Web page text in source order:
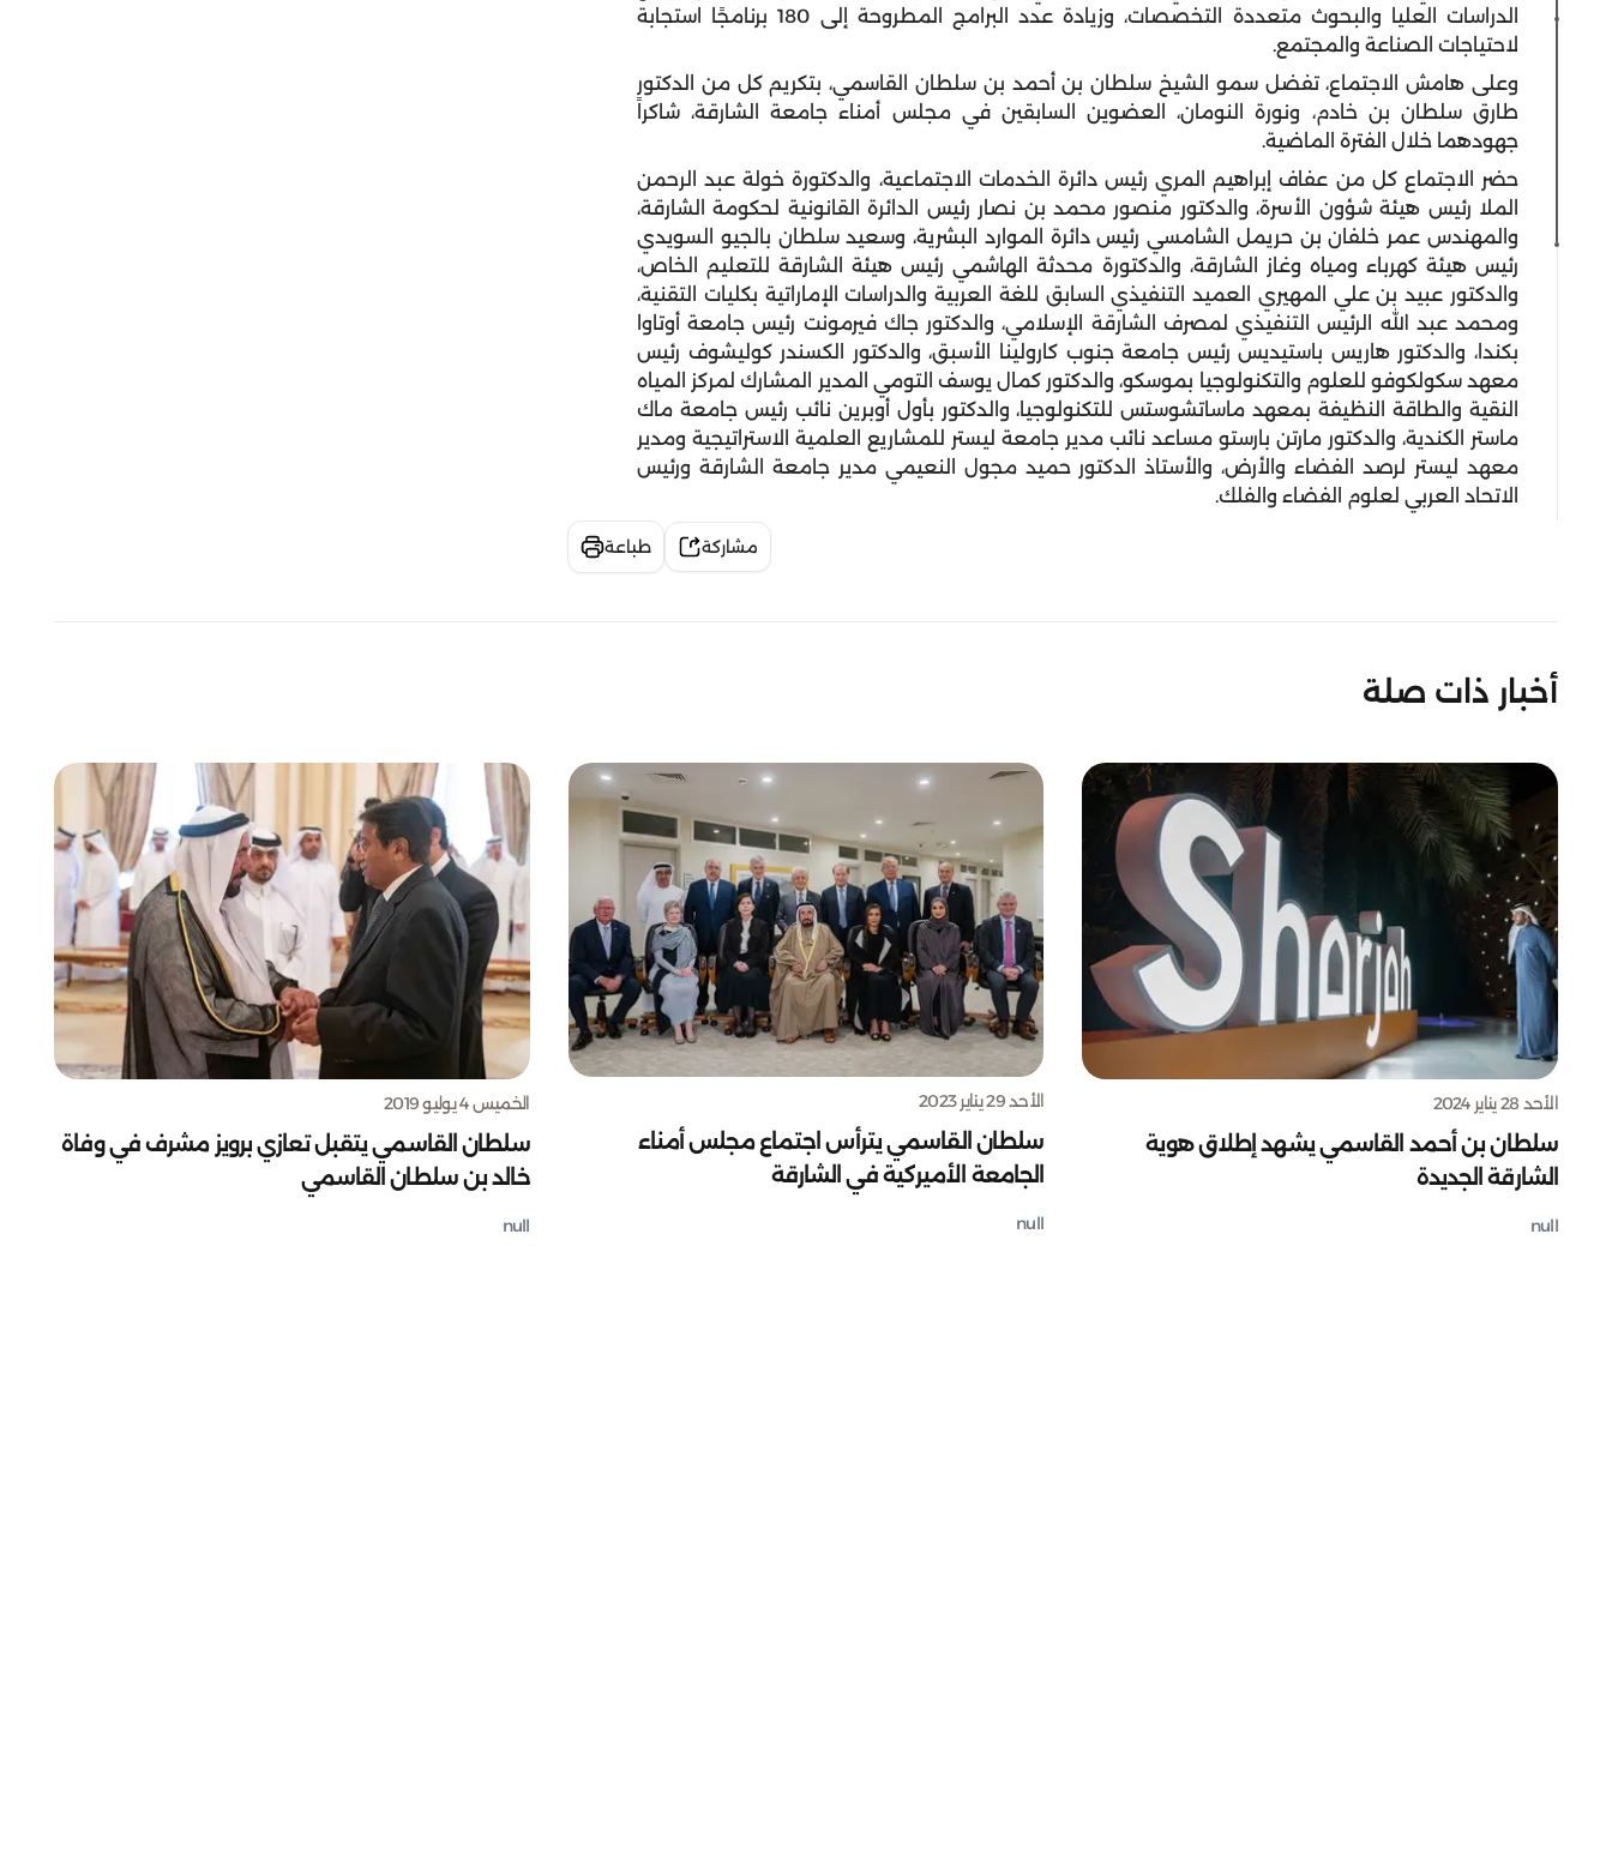
الدراسات العليا والبحوث متعددة التخصصات، وزيادة عدد البرامج المطروحة إلى 180 برنامجًا استجابة
لاحتياجات الصناعة والمجتمع.
وعلى هامش الاجتماع، تفضل سمو الشيخ سلطان بن أحمد بن سلطان القاسمي، بتكريم كل من الدكتور
طارق سلطان بن خادم، ونورة النومان، العضوين السابقين في مجلس أمناء جامعة الشارقة، شاكراً
جهودهما خلال الفترة الماضية.
حضر الاجتماع كل من عفاف إبراهيم المري رئيس دائرة الخدمات الاجتماعية، والدكتورة خولة عبد الرحمن
الملا رئيس هيئة شؤون الأسرة، والدكتور منصور محمد بن نصار رئيس الدائرة القانونية لحكومة الشارقة،
والمهندس عمر خلفان بن حريمل الشامسي رئيس دائرة الموارد البشرية، وسعيد سلطان بالجيو السويدي
رئيس هيئة كهرباء ومياه وغاز الشارقة، والدكتورة محدثة الهاشمي رئيس هيئة الشارقة للتعليم الخاص،
والدكتور عبيد بن علي المهيري العميد التنفيذي السابق للغة العربية والدراسات الإماراتية بكليات التقنية،
ومحمد عبد الله الرئيس التنفيذي لمصرف الشارقة الإسلامي، والدكتور جاك فيرمونت رئيس جامعة أوتاوا
بكندا، والدكتور هاريس باستيديس رئيس جامعة جنوب كارولينا الأسبق، والدكتور الكسندر كوليشوف رئيس
معهد سكولكوفو للعلوم والتكنولوجيا بموسكو، والدكتور كمال يوسف التومي المدير المشارك لمركز المياه
النقية والطاقة النظيفة بمعهد ماساتشوستس للتكنولوجيا، والدكتور بأول أوبرين نائب رئيس جامعة ماك
ماستر الكندية، والدكتور مارتن بارستو مساعد نائب مدير جامعة ليستر للمشاريع العلمية الاستراتيجية ومدير
معهد ليستر لرصد الفضاء والأرض، والأستاذ الدكتور حميد مجول النعيمي مدير جامعة الشارقة ورئيس
الاتحاد العربي لعلوم الفضاء والفلك.
مشاركة طباعة
أخبار ذات صلة
الأحد 28 يناير 2024
سلطان بن أحمد القاسمي يشهد إطلاق هوية
الشارقة الجديدة
null
الأحد 29 يناير 2023
سلطان القاسمي يترأس اجتماع مجلس أمناء
الجامعة الأميركية في الشارقة
null
الخميس 4 يوليو 2019
سلطان القاسمي يتقبل تعازي برويز مشرف في وفاة
خالد بن سلطان القاسمي
null